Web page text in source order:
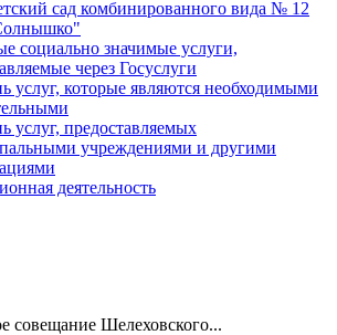
сад комбинированного вида № 12
социально значимые услуги,
через Госуслуги
услуг, которые являются необходимыми
услуг, предоставляемых
учреждениями и другими
деятельность
совещание Шелеховского...